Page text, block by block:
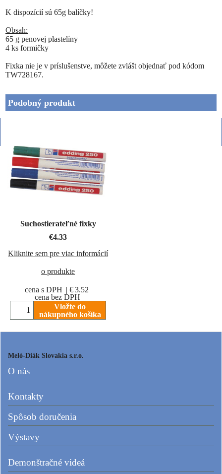
K dispozícií sú 65g balíčky!
Obsah:
65 g penovej plastelíny
4 ks formičky
Fixka nie je v príslušenstve, môžete zvlášt objednať pod kódom
TW728167.
Podobný produkt
Suchostierateľné fixky
€4.33
Kliknite sem pre viac informácií
o produkte
cena s DPH € 3.52
cena bez DPH
Vložte do
nákupného košíka
Meló-Diák Slovakia s.r.o.
O nás
Kontakty
Spôsob doručenia
Výstavy
Demonštračné videá